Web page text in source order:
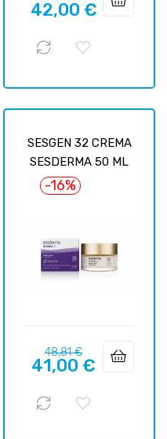
habituel
42,00 €
SESGEN 32 CREMA
SESDERMA 50 ML
-16%
Prix
habituel
48,81 €Prix
41,00 €